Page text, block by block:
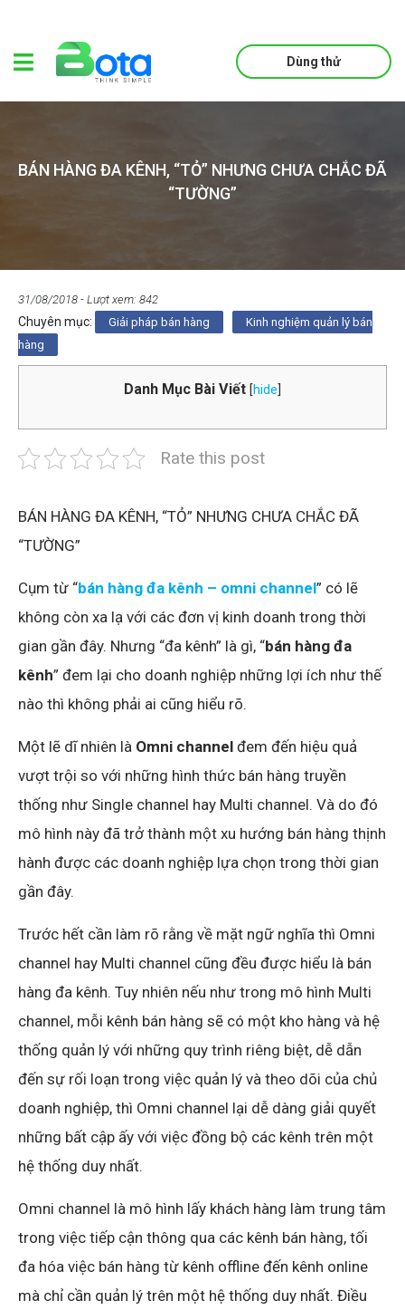
Dùng thử
BÁN HÀNG ĐA KÊNH, “TỎ” NHƯNG CHƯA CHẮC ĐÃ
“TƯỜNG”
31/08/2018 - Lượt xem: 842
Chuyên mục: Giải pháp bán hàng
Kinh nghiệm quản lý bán
hàng
Danh Mục Bài Viết [hide
Rate this post
BÁN HÀNG ĐA KÊNH, “TỎ” NHƯNG CHƯA CHẮC ĐÃ
“TƯỜNG”
Cụm từ “bán hàng đa kênh – omni channel” có lẽ
không còn xa lạ với các đơn vị kinh doanh trong thời
gian gần đây. Nhưng “đa kênh” là gì, “bán hàng đa
kênh” đem lại cho doanh nghiệp những lợi ích như thế
nào thì không phải ai cũng hiểu rõ.
Một lẽ dĩ nhiên là Omni channel đem đến hiệu quả
vượt trội so với những hình thức bán hàng truyền
thống như Single channel hay Multi channel. Và do đó
mô hình này đã trở thành một xu hướng bán hàng thịnh
hành được các doanh nghiệp lựa chọn trong thời gian
gần đây.
Trước hết cần làm rõ rằng về mặt ngữ nghĩa thì Omni
channel hay Multi channel cũng đều được hiểu là bán
hàng đa kênh. Tuy nhiên nếu như trong mô hình Multi
channel, mỗi kênh bán hàng sẽ có một kho hàng và hệ
thống quản lý với những quy trình riêng biệt, dễ dẫn
đến sự rối loạn trong việc quản lý và theo dõi của chủ
doanh nghiệp, thì Omni channel lại dễ dàng giải quyết
những bất cập ấy với việc đồng bộ các kênh trên một
hệ thống duy nhất.
Omni channel là mô hình lấy khách hàng làm trung tâm
trong việc tiếp cận thông qua các kênh bán hàng, tối
đa hóa việc bán hàng từ kênh offline đến kênh online
mà chỉ cần quản lý trên một hệ thống duy nhất. Điều